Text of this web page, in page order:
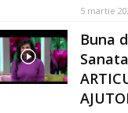
5 martie
Buna